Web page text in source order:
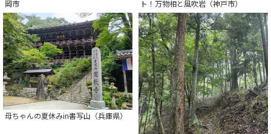
岡市
ト！万物相と風吹岩（神戸市）
母ちゃんの夏休みin書写山（兵庫県）